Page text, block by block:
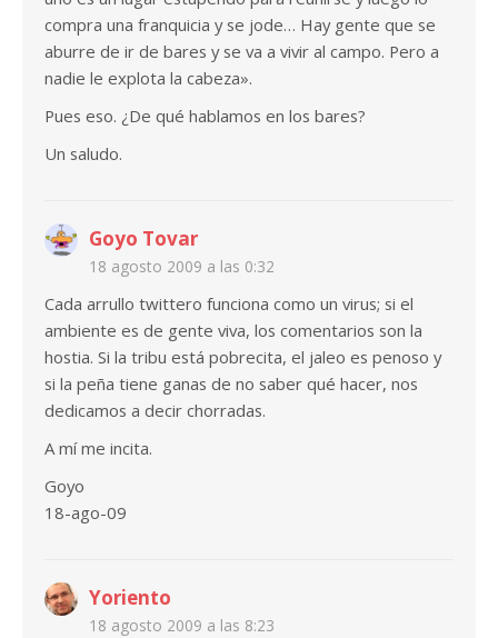
compra una franquicia y se jode… Hay gente que se
aburre de ir de bares y se va a vivir al campo. Pero a
nadie le explota la cabeza».
Pues eso. ¿De qué hablamos en los bares?
Un saludo.
Goyo Tovar
18 agosto 2009 a las 0:32
Cada arrullo twittero funciona como un virus; si el
ambiente es de gente viva, los comentarios son la
hostia. Si la tribu está pobrecita, el jaleo es penoso y
si la peña tiene ganas de no saber qué hacer, nos
dedicamos a decir chorradas.
A mí me incita.
Goyo
18-ago-09
Yoriento
18 agosto 2009 a las 8:23